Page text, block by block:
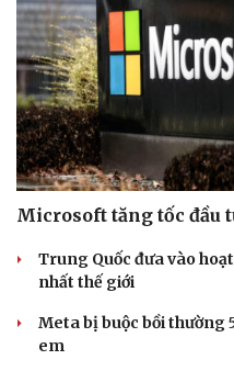
Sức khỏe
Dinh dưỡng - món ngon
Cây thuốc
Sản phụ khoa
Nhi khoa
Nam khoa
Microsoft tăng tốc đầu
Trung Quốc đưa vào
nhất thế giới
Meta bị buộc bồi thường
em